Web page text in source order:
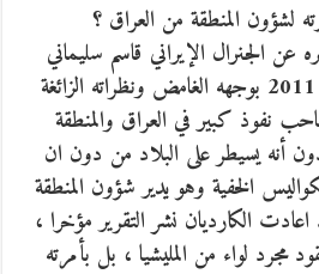
المنطقة من العراق ؟
الجنرال الإيراني قاسم سليماني
ونشره في 28 تموز / يوليو 2011 بوجهه الغامض ونظراته الزائغة
نفوذ كبير في العراق والمنطقة
أنه يسيطر على البلاد من دون ان
الخفية وهو يدير شؤون المنطقة
الكارديان نشر التقرير مؤخرا ،
مجرد لواء من المليشيا ، بل بأمرته